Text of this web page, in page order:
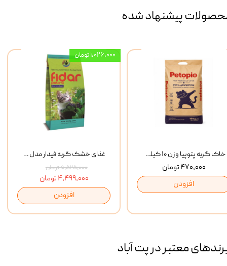
پیشنهاد شده
غذای خشک گربه فیدار مدل Adult وزن 10 کیلوگرم
۵,۵۲۵,۰۰۰ تومان
۴,۴۹۹,۰۰۰ تومان
افزودن
۱,۰۲۶,۰۰۰ تومان
خاک گربه پتوپیا وزن ۱۰ کیلوگرم
۴۷۰,۰۰۰ تومان
افزودن
معتبر در پت آباد